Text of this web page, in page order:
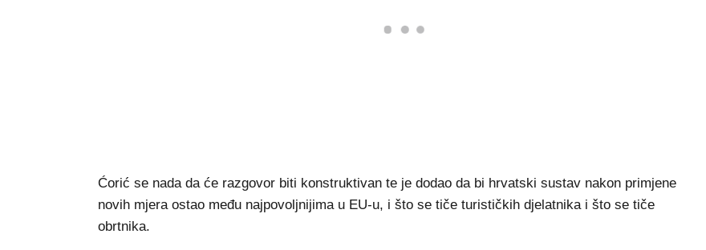
Ćorić se nada da će razgovor biti konstruktivan te je dodao da bi hrvatski sustav nakon primjene
novih mjera ostao među najpovoljnijima u EU-u, i što se tiče turističkih djelatnika i što se tiče
obrtnika.